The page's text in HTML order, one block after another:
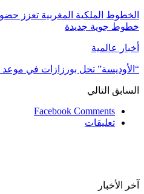
الخطوط الملكية المغربية تعزز
خطوط جوية جديدة
أخبار عالمية
“الأوديسة” تحل بورزازات في موعد
السابق التالي
Facebook Comments
تعليقات
آخر الأخبار